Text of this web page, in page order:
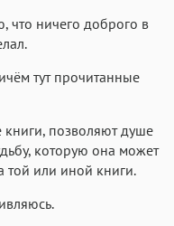
что ничего доброго в
тут прочитанные
позволяют душе
которую она может
той или иной книги.